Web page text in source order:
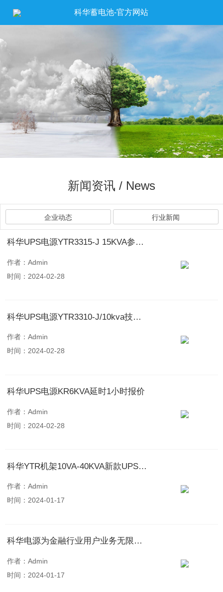
科华蓄电池-官方网站
新闻资讯 / News
企业动态 行业新闻
科华UPS电源YTR3315-J 15KVA参数详情
作者：Admin
时间：2024-02-28
科华UPS电源YTR3310-J/10kva技术报价
作者：Admin
时间：2024-02-28
科华UPS电源KR6KVA延时1小时报价
作者：Admin
时间：2024-02-28
科华YTR机架10VA-40KVA新款UPS电源上线
作者：Admin
时间：2024-01-17
科华电源为金融行业用户业务无限续航！
作者：Admin
时间：2024-01-17